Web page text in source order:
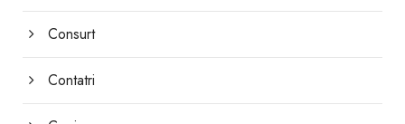
Consurt
Contatri